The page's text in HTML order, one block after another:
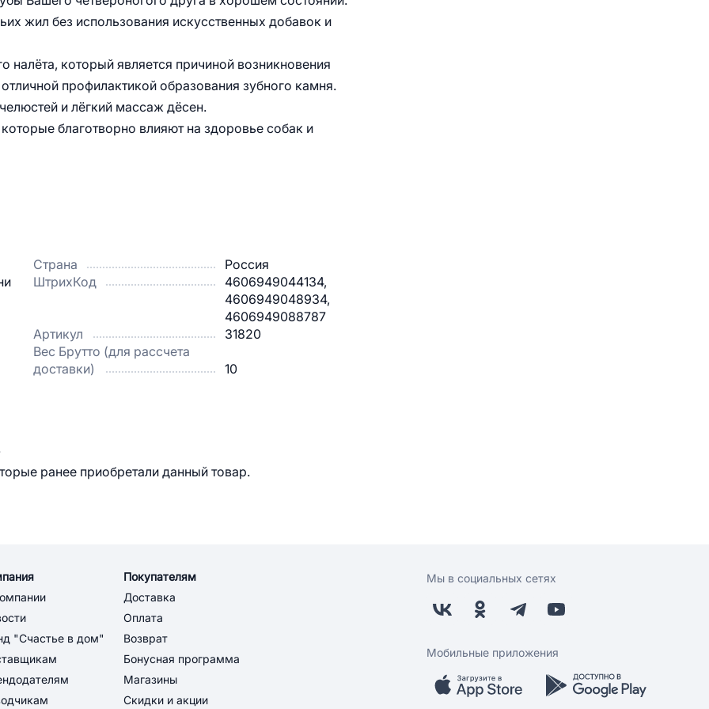
жил без использования искусственных добавок и
налёта, который является причиной возникновения
профилактикой образования зубного камня.
и лёгкий массаж дёсен.
благотворно влияют на здоровье собак и
Страна
Россия
ШтрихКод
4606949044134,
4606949048934,
4606949088787
Артикул
31820
Вес Брутто (для рассчета
доставки)
10
ранее приобретали данный товар.
"Счастье в дом"
Покупателям
Доставка
Оплата
Возврат
Бонусная программа
Магазины
Скидки и акции
Мы в социальных сетях
Мобильные приложения